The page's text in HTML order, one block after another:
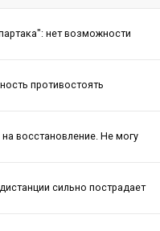
нет возможности
противостоять
восстановление. Не могу
сильно пострадает